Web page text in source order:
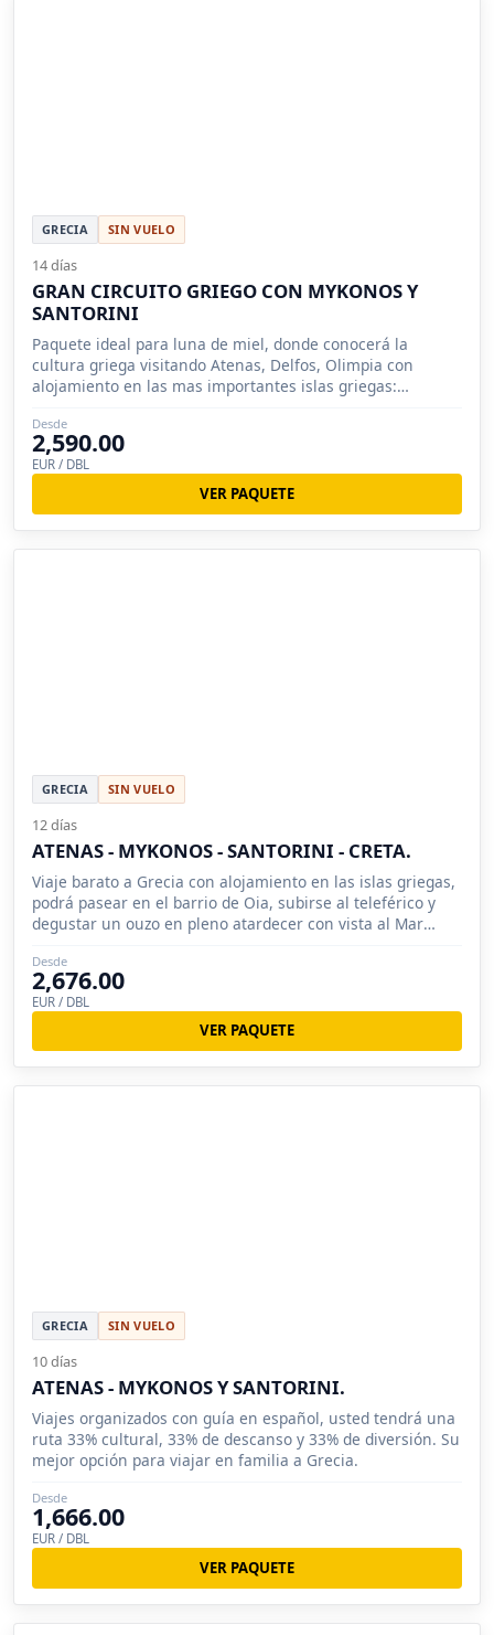
GRECIA SIN VUELO
14 días
GRAN CIRCUITO GRIEGO CON MYKONOS Y
SANTORINI
Paquete ideal para luna de miel, donde conocerá la
cultura griega visitando Atenas, Delfos, Olimpia con
alojamiento en las mas importantes islas griegas:
Desde
2,590.00
EUR / DBL
VER PAQUETE
GRECIA SIN VUELO
12 días
ATENAS - MYKONOS - SANTORINI - CRETA.
Viaje barato a Grecia con alojamiento en las islas griegas,
podrá pasear en el barrio de Oia, subirse al teleférico y
degustar un ouzo en pleno atardecer con vista al Mar
Desde
2,676.00
EUR / DBL
VER PAQUETE
GRECIA SIN VUELO
10 días
ATENAS - MYKONOS Y SANTORINI.
Viajes organizados con guía en español, usted tendrá una
ruta 33% cultural, 33% de descanso y 33% de diversión. Su
mejor opción para viajar en familia a Grecia.
Desde
1,666.00
EUR / DBL
VER PAQUETE